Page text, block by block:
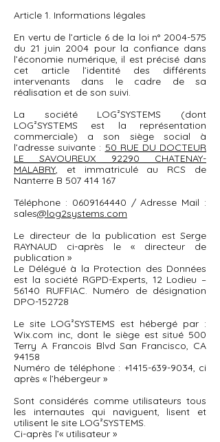
Article 1. Informations légales
En vertu de l’article 6 de la loi n° 2004-575
du 21 juin 2004 pour la confiance dans
l’économie numérique, il est précisé dans
cet article l’identité des différents
intervenants dans le cadre de sa
réalisation et de son suivi.
La société LOG²SYSTEMS (dont
LOG²SYSTEMS est la représentation
commerciale) a son siège social à
l’adresse suivante : 50 RUE DU DOCTEUR
LE SAVOUREUX 92290 CHATENAY-
MALABRY, et immatriculé au RCS de
Nanterre B 507 414 167
Téléphone : 0609164440 / Adresse Mail :
sales@log2systems.com
Le directeur de la publication est Serge
RAYNAUD ci-après le « directeur de
publication »
Le Délégué à la Protection des Données
est la société RGPD-Experts, 12 Lodieu –
56140 RUFFIAC. Numéro de désignation
DPO-152728
Le site LOG²SYSTEMS est hébergé par :
Wix.com inc, dont le siège est situé 500
Terry A Francois Blvd San Francisco, CA
94158
Numéro de téléphone : +1415-639-9034, ci
après « l’hébergeur »
Sont considérés comme utilisateurs tous
les internautes qui naviguent, lisent et
utilisent le site LOG²SYSTEMS.
Ci-après l’« utilisateur »